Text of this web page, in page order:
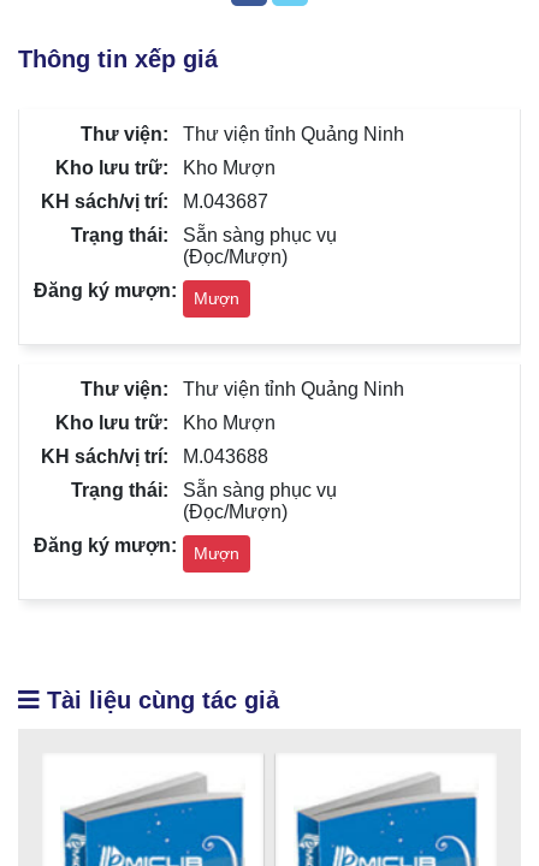
Thông tin xếp giá
Thư viện tỉnh Quảng Ninh
Kho Mượn
M.043687
Sẵn sàng phục vụ
(Đọc/Mượn)
Mượn
Thư viện tỉnh Quảng Ninh
Kho Mượn
M.043688
Sẵn sàng phục vụ
(Đọc/Mượn)
Mượn
Tài liệu cùng tác giả